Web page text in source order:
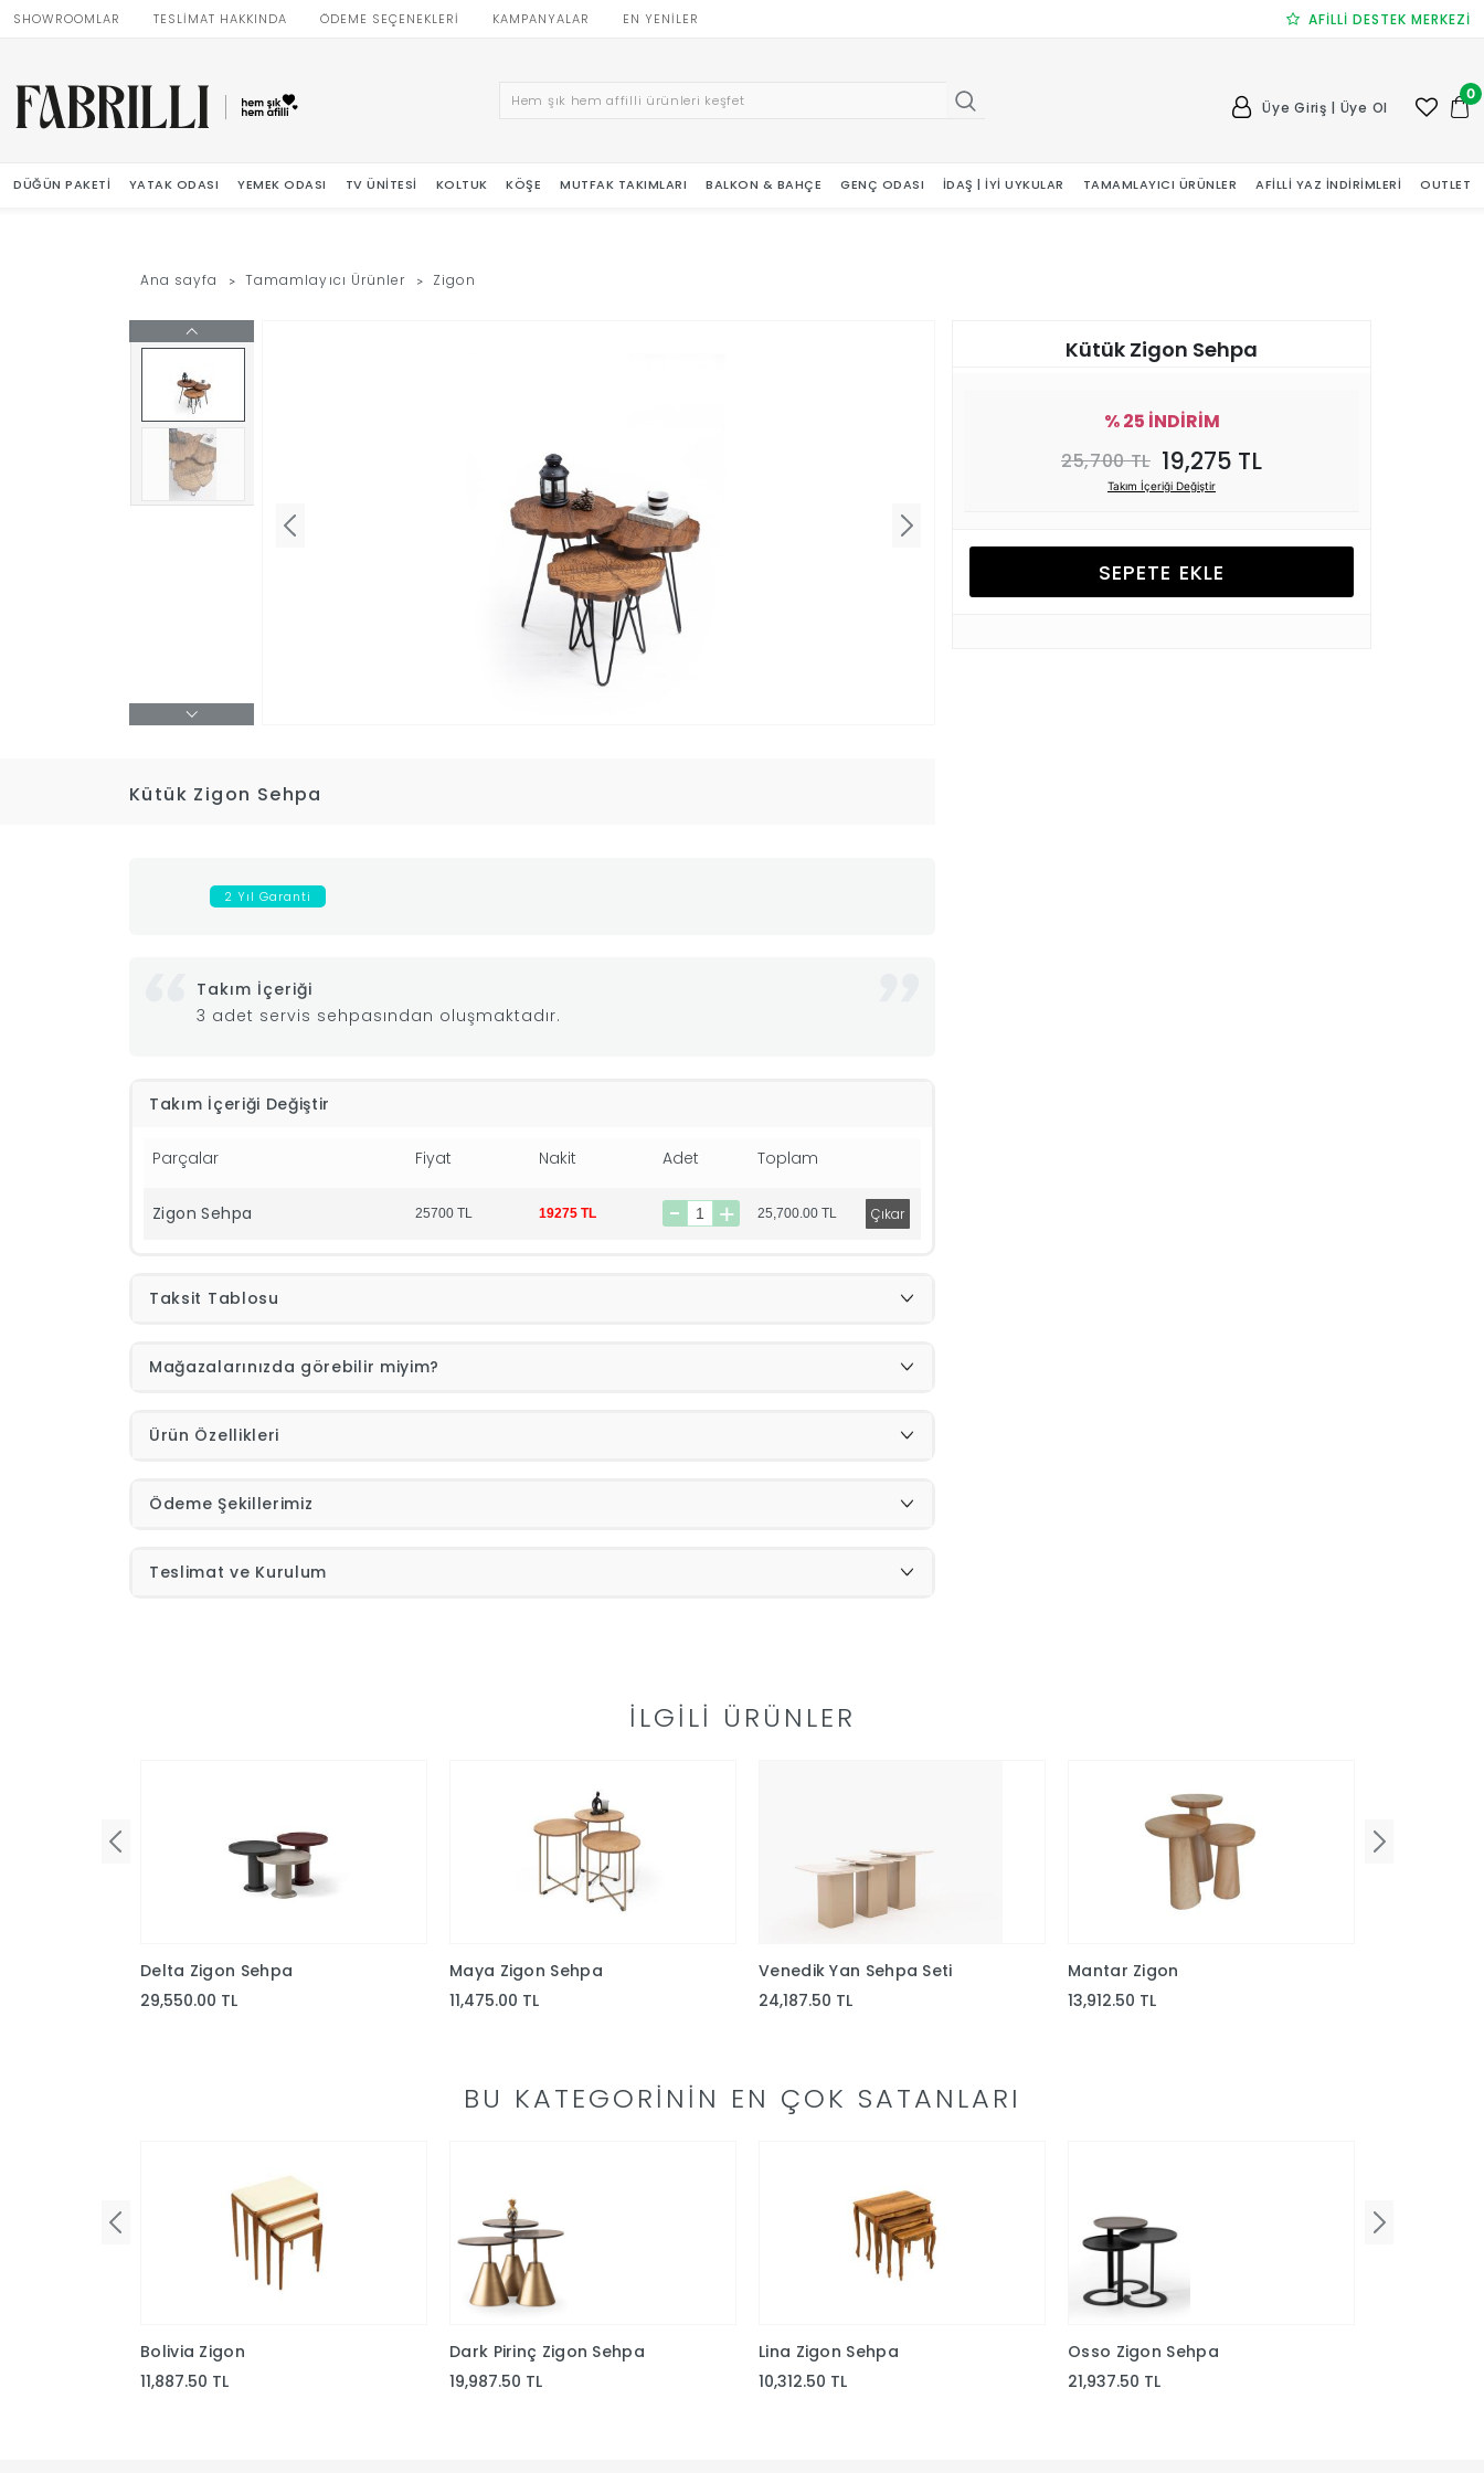
SHOWROOMLAR TESLİMAT HAKKINDA ÖDEME SEÇENEKLERİ KAMPANYALAR EN YENILER AFİLLİ DESTEK MERKEZİ
Üye Giriş | Üye Ol
0
DÜĞÜN PAKETI YATAK ODASI YEMEK ODASI TV ÜNITESI KOLTUK KÖŞE MUTFAK TAKIMLARI BALKON & BAHÇE GENÇ ODASI İDAŞ | İYI UYKULAR TAMAMLAYICI ÜRÜNLER AFILLI YAZ İNDIRIMLERI OUTLET
Ana sayfa Tamamlayıcı Ürünler Zigon
Kütük Zigon Sehpa
2 Yıl Garanti
Takım İçeriği
3 adet servis sehpasından oluşmaktadır.
Takım İçeriği Değiştir
Parçalar Fiyat Nakit Adet Toplam
Zigon Sehpa 25700 TL 19275 TL 25,700.00 TL
Taksit Tablosu
Mağazalarınızda görebilir miyim?
Ürün Özellikleri
Ödeme Şekillerimiz
Teslimat ve Kurulum
Kütük Zigon Sehpa
% 25 İNDİRİM
25,700 TL 19,275 TL
Takım İçeriği Değiştir
SEPETE EKLE
İLGILI ÜRÜNLER
Delta Zigon Sehpa
29,550.00 TL
Maya Zigon Sehpa
11,475.00 TL
Venedik Yan Sehpa Seti
24,187.50 TL
Mantar Zigon
13,912.50 TL
BU KATEGORININ EN ÇOK SATANLARI
Bolivia Zigon
11,887.50 TL
Dark Pirinç Zigon Sehpa
19,987.50 TL
Lina Zigon Sehpa
10,312.50 TL
Osso Zigon Sehpa
21,937.50 TL